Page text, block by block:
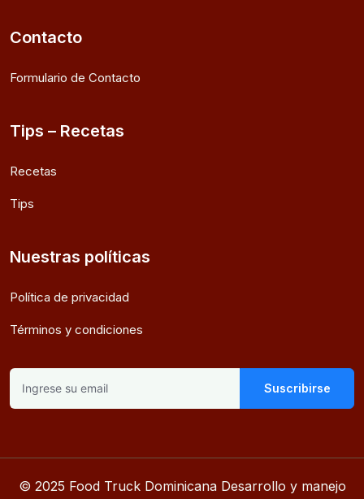
Contacto
Formulario de Contacto
Tips – Recetas
Recetas
Tips
Nuestras políticas
Política de privacidad
Términos y condiciones
Suscribirse
© 2025 Food Truck Dominicana Desarrollo y manejo